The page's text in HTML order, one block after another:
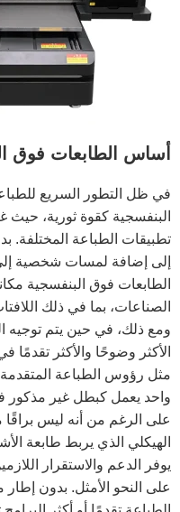
أساس الطابعات فوق
في ظل التطور السريع
البنفسجية كقوة ثورية، حيث
تطبيقات الطباعة المختلفة.
إلى إضافة لمسات شخصية
الطابعات فوق البنفسجية
الصناعات، بما في ذلك
ومع ذلك، في حين يتم توجيه
الأكثر وضوحًا والأكثر
مثل رؤوس الطباعة المتقدمة
واحد يعمل كبطل غير مذكور
على الرغم من أنه ليس
الهيكلي الذي يربط طابعة
يوفر الدعم والاستقرار
على النحو الأمثل. بدون